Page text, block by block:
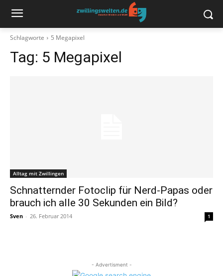
Schlagworte 5 Megapixel
Tag: 5 Megapixel
Alltag mit Zwillingen
Schnatternder Fotoclip für Nerd-Papas oder
brauch ich alle 30 Sekunden ein Bild?
Sven - 26. Februar 2014 1
- Advertisment -